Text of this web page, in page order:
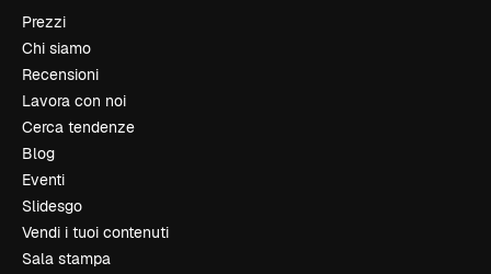
Prezzi
Chi siamo
Recensioni
Lavora con noi
Cerca tendenze
Blog
Eventi
Slidesgo
Vendi i tuoi contenuti
Sala stampa